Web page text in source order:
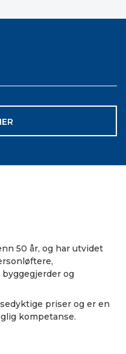
50 år, og har utvidet
og
priser og er en
kompetanse.